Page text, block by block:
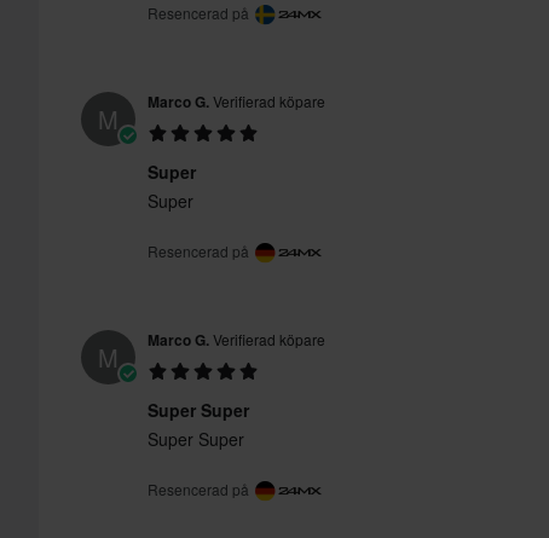
Resencerad på
M Marco G.Verifierad köpare
Super
Super
Resencerad på
M Marco G.Verifierad köpare
Super Super
Super Super
Resencerad på